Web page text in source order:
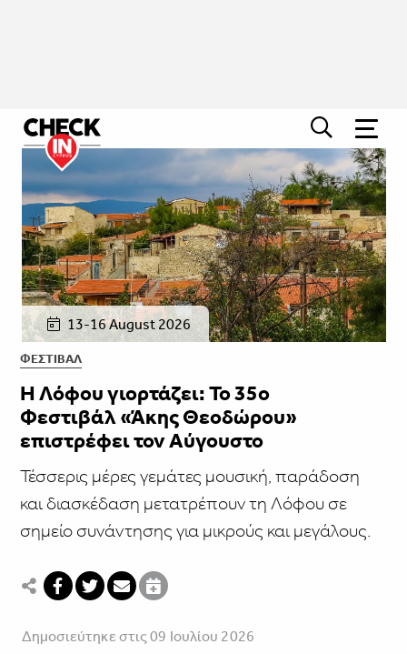
13-16 August 2026
ΦΕΣΤΙΒΑΛ
Η Λόφου γιορτάζει: Το 35ο
Φεστιβάλ «Άκης Θεοδώρου»
επιστρέφει τον Αύγουστο
Τέσσερις μέρες γεμάτες μουσική, παράδοση
και διασκέδαση μετατρέπουν τη Λόφου σε
σημείο συνάντησης για μικρούς και μεγάλους.
Δημοσιεύτηκε στις 09 Ιουλίου 2026